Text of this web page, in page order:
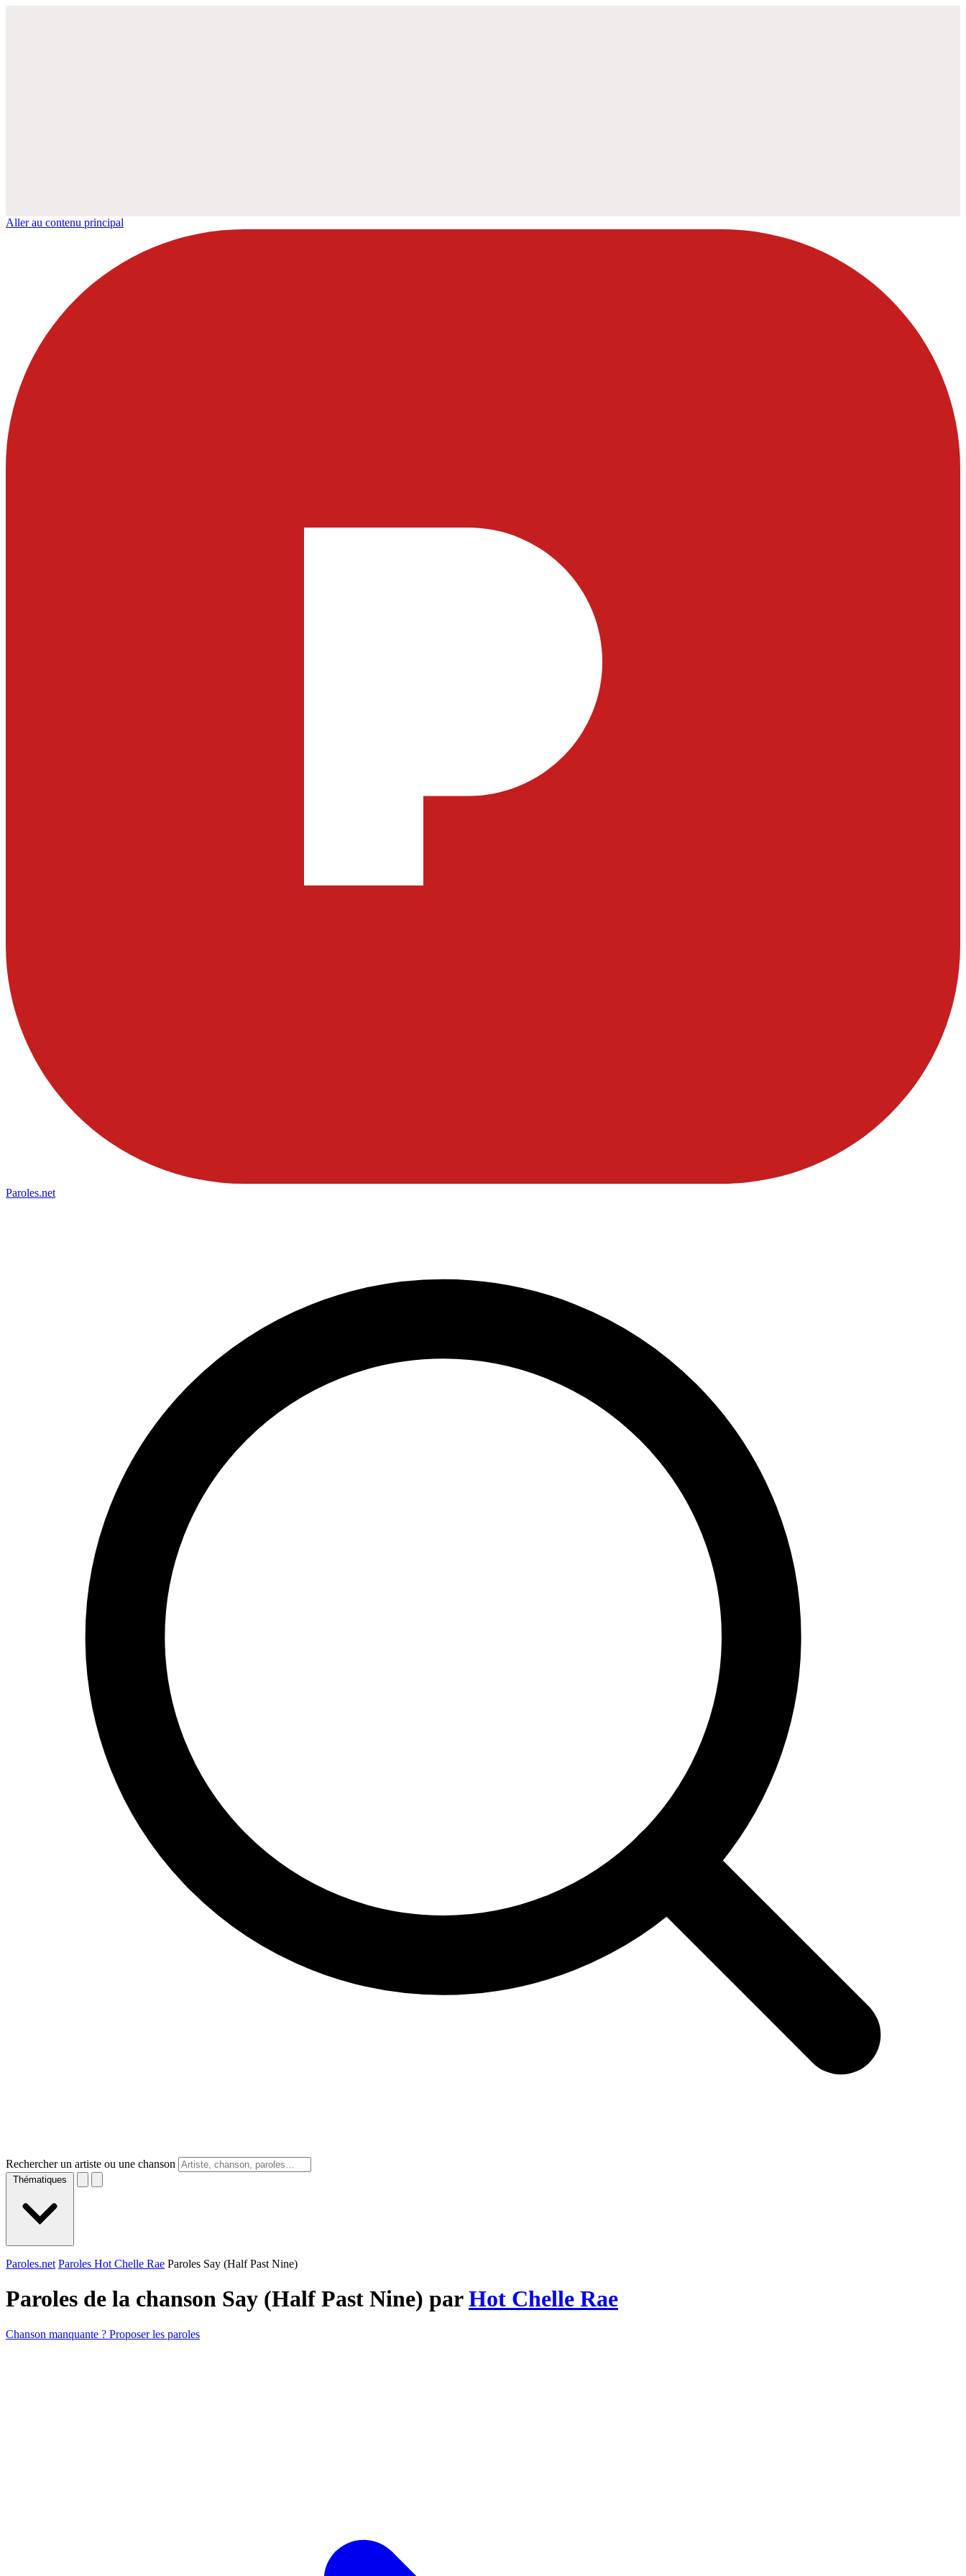
Aller au contenu principal
Paroles.net
Rechercher un artiste ou une chanson
Thématiques
Paroles.net Paroles Hot Chelle Rae Paroles Say (Half Past Nine)
Paroles de la chanson Say (Half Past Nine) parHot Chelle Rae
Chanson manquante ? Proposer les paroles